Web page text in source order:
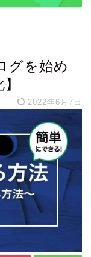
グを始め
2022年6月7日